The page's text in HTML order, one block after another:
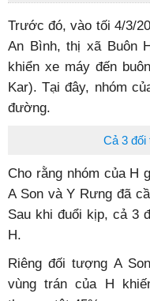
Trước đó, vào tối 4/3/
An Bình, thị xã Buôn
khiển xe máy đến
Kar). Tại đây, nhóm
đường.
Cả 3 đối
Cho rằng nhóm của H
A Son và Y Rưng đã
Sau khi đuổi kịp, cả 3
H.
Riêng đối tượng A
vùng trán của H